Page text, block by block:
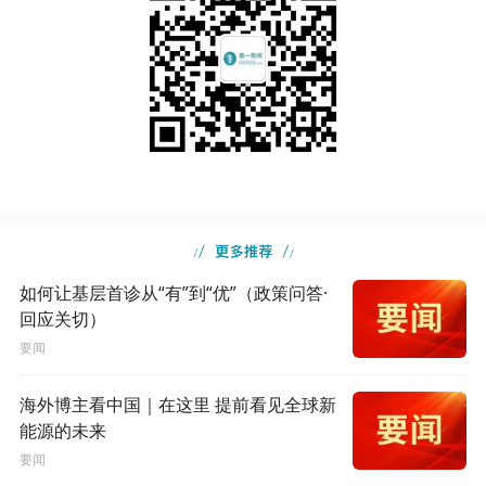
如何让基层首诊从“有”到“优”（政策问答·
回应关切）
要闻
海外博主看中国｜在这里 提前看见全球新
能源的未来
要闻